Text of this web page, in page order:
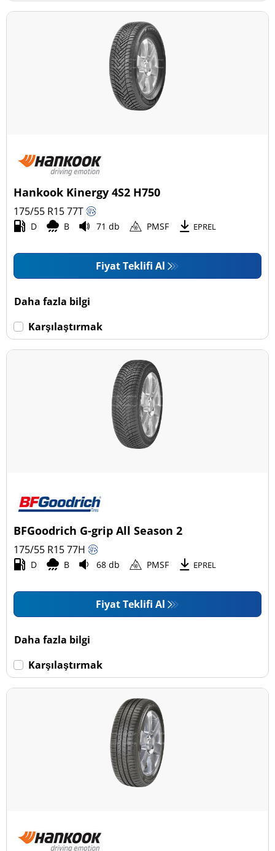
Hankook Kinergy 4S2 H750
175/55 R1577T
D B 71 db PMSF EPREL
Fiyat Teklifi Al
Daha fazla bilgi
Karşılaştırmak
BFGoodrich G-grip All Season 2
175/55 R1577H
D B 68 db PMSF EPREL
Fiyat Teklifi Al
Daha fazla bilgi
Karşılaştırmak